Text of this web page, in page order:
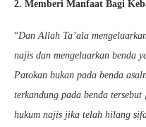
2. Memberi Manfaat Bagi
“Dan Allah Ta’ala
najis dan mengeluarkan benda
Patokan bukan pada benda
terkandung pada benda
hukum najis jika telah hilang